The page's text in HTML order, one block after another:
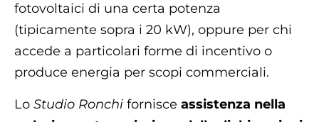
fotovoltaici di una certa potenza
(tipicamente sopra i 20 kW), oppure per chi
accede a particolari forme di incentivo o
produce energia per scopi commerciali.
Lo Studio Ronchi fornisce assistenza nella